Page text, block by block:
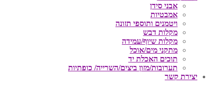
אבני סידן
אמבטיות
ויטמנים ותוספי תזונה
מקלות דבש
מקלות שיוף/עמידה
מתקני מים/אוכל
תוכים האכלת יד
תערובות/מזון ביצים/השרייה/ כופתיות
יצירת קשר